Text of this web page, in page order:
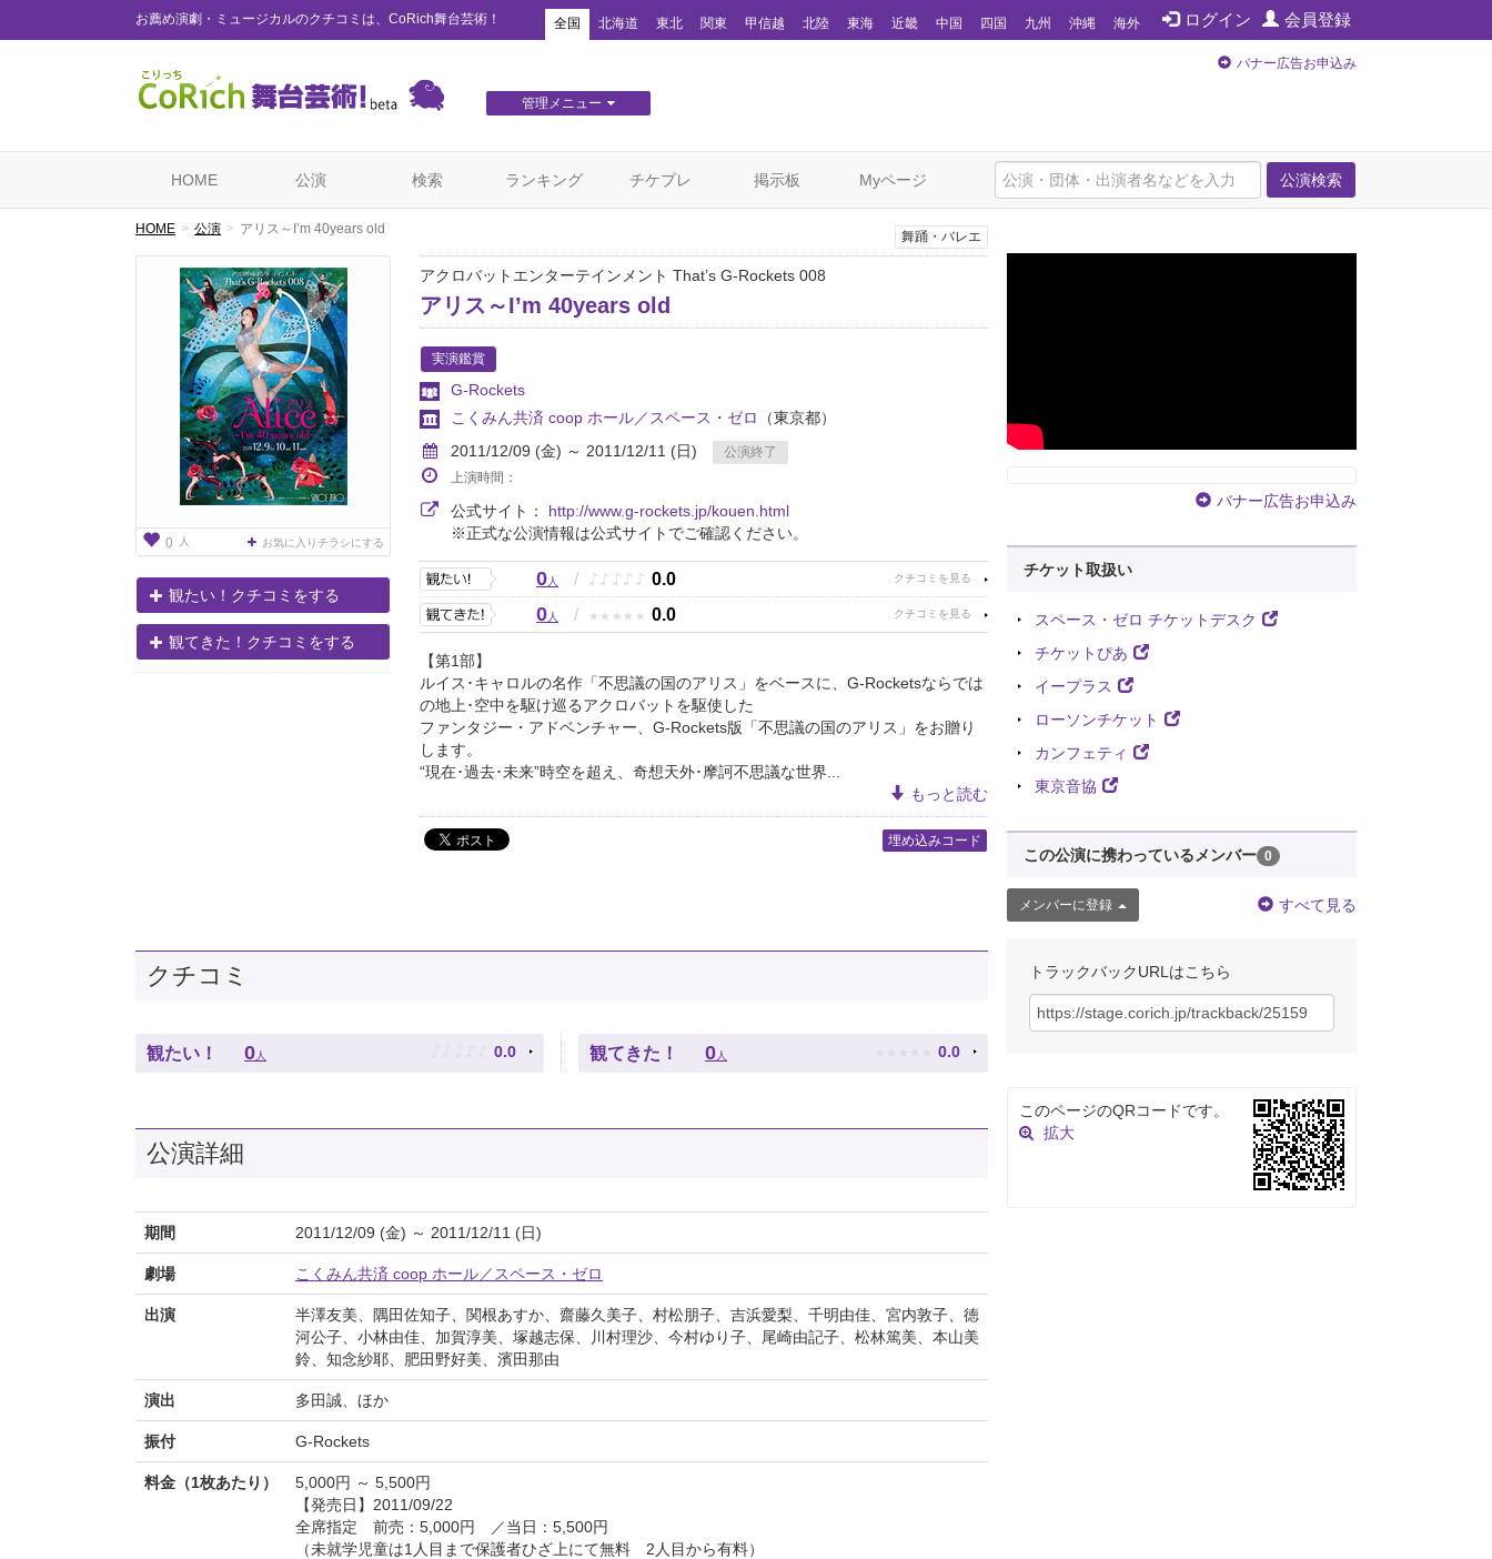
お薦め演劇・ミュージカルのクチコミは、CoRich舞台芸術！ ログイン 会員登録
全国 北海道 東北 関東 甲信越 北陸 東海 近畿 中国 四国 九州 沖縄 海外
管理メニュー
バナー広告お申込み
公演検索
HOME 公演 検索 ランキング チケプレ 掲示板 Myページ
HOME 公演 アリス～I’m 40years old
0 人 お気に入りチラシにする
観たい！クチコミをする
観てきた！クチコミをする
舞踊・バレエ
アクロバットエンターテインメント That’s G-Rockets 008
アリス～I’m 40years old
実演鑑賞
G-Rockets
こくみん共済 coop ホール／スペース・ゼロ
（東京都）
2011/12/09 (金) ～ 2011/12/11 (日)
公演終了
上演時間：
公式サイト： http://www.g-rockets.jp/kouen.html
※正式な公演情報は公式サイトでご確認ください。
0人 / ♪ ♪ ♪ ♪ ♪ 0.0
0人 / ★ ★ ★ ★ ★ 0.0
【第1部】
ルイス･キャロルの名作「不思議の国のアリス」をベースに、G-Rocketsならでは
の地上･空中を駆け巡るアクロバットを駆使した
ファンタジー・アドベンチャー、G-Rockets版「不思議の国のアリス」をお贈り
します。
“現在･過去･未来”時空を超え、奇想天外･摩訶不思議な世界...
もっと読む
埋め込みコード
クチコミ
観たい！ 0 人 ♪ ♪ ♪ ♪ ♪ 0.0 観てきた！ 0 人 ★ ★ ★ ★ ★ 0.0
公演詳細
期間 2011/12/09 (金) ～ 2011/12/11 (日)
劇場 こくみん共済 coop ホール／スペース・ゼロ
出演
半澤友美、隅田佐知子、関根あすか、齋藤久美子、村松朋子、吉浜愛梨、千明由佳、宮内敦子、徳
河公子、小林由佳、加賀淳美、塚越志保、川村理沙、今村ゆり子、尾崎由記子、松林篤美、本山美
鈴、知念紗耶、肥田野好美、濱田那由
演出 多田誠、ほか
振付 G-Rockets
料金（1枚あたり）
5,000円 ～ 5,500円
【発売日】2011/09/22
全席指定 前売：5,000円 ／当日：5,500円
（未就学児童は1人目まで保護者ひざ上にて無料 2人目から有料）
バナー広告お申込み
チケット取扱い
スペース・ゼロ チケットデスク
チケットぴあ
イープラス
ローソンチケット
カンフェティ
東京音協
この公演に携わっているメンバー 0
メンバーに登録 すべて見る
トラックバックURLはこちら
このページのQRコードです。
拡大